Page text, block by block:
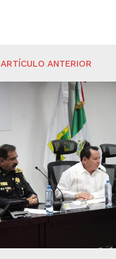
ARTÍCULO ANTERIOR